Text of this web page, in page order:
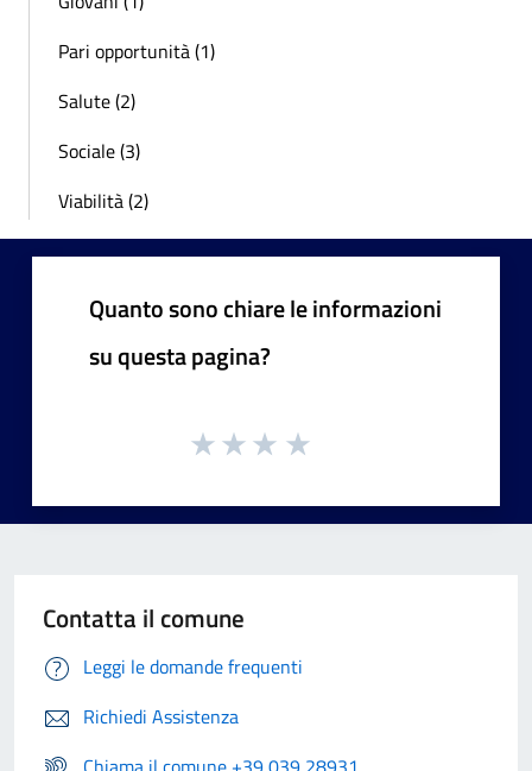
Pari opportunità (1)
Salute (2)
Sociale (3)
Viabilità (2)
Quanto sono chiare le informazioni
su questa pagina?
Contatta il comune
Leggi le domande frequenti
Richiedi Assistenza